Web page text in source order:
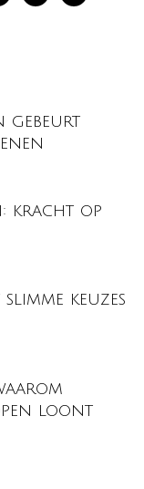
gebeurt
kracht op
keuzes
loont